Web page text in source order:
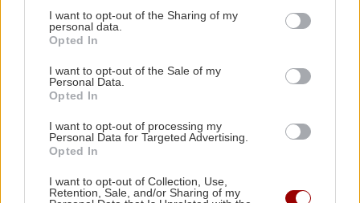
I want to opt-out of the Sharing of my
personal data.
Opted In
I want to opt-out of the Sale of my
Personal Data.
Opted In
I want to opt-out of processing my
Personal Data for Targeted Advertising.
Opted In
I want to opt-out of Collection, Use,
Retention, Sale, and/or Sharing of my
19:36
ΠΟΛΙΤΙΚΗ
Κόμμα Καρυστιάνου: Αποχωρεί ο Ν.
Μπρουτζάκης καταγγέλλοντας "κλειστή
κάστα" και φίμωση
19:23
ΠΟΛΙΤΙΚΗ
Τσουκαλάς: Επικίνδυνο κοκτέιλ για τα εθνικά
συμφέροντα η υποχωρητικότητα της
κυβέρνησης
ΕΛΛΑΔΑ
Χαλκιδική: 8χρονος τραυματίστηκε
μετά από βουτιά
ΑΘΛΗΤΙΚΑ